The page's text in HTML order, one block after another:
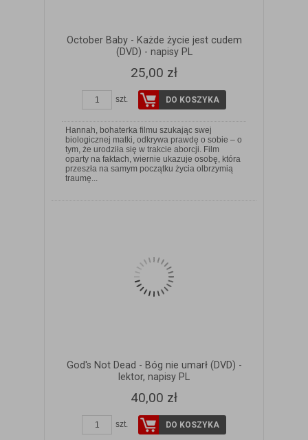
October Baby - Każde życie jest cudem
(DVD) - napisy PL
25,00 zł
szt. DO KOSZYKA
Hannah, bohaterka filmu szukając swej
biologicznej matki, odkrywa prawdę o sobie – o
tym, że urodziła się w trakcie aborcji. Film
oparty na faktach, wiernie ukazuje osobę, która
przeszła na samym początku życia olbrzymią
traumę...
ZOBACZ SZCZEGÓŁY
God's Not Dead - Bóg nie umarł (DVD) -
lektor, napisy PL
40,00 zł
szt. DO KOSZYKA